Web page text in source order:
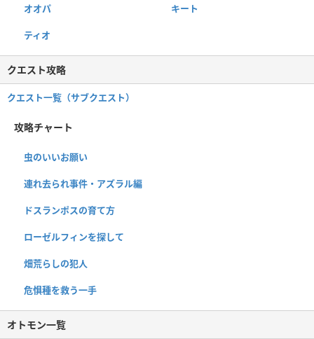
オオパ キート
ティオ
クエスト攻略
クエスト一覧（サブクエスト）
攻略チャート
虫のいいお願い
連れ去られ事件・アズラル編
ドスランポスの育て方
ローゼルフィンを探して
畑荒らしの犯人
危惧種を救う一手
オトモン一覧